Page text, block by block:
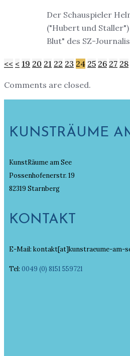
Der Schauspieler
("Hubert und
Blut" des SZ-
<< < 19 20 21 22 23 24 25 26 27 28
Comments are closed.
KUNSTRÄUME
KunstRäume am See
Possenhofenerstr. 19
82319 Starnberg
KONTAKT
E-Mail: kontakt[at]kunstraeume-am-
Tel: 0049 (0) 8151 559721